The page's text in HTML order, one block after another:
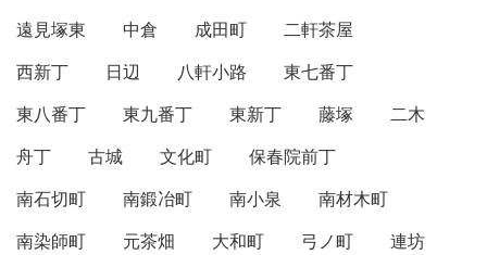
遠見塚東
中倉 成田町
二軒茶屋
西新丁
日辺 八軒小路
東七番丁
東八番丁
東九番丁 東新丁 藤塚
二木
舟丁
古城 文化町
保春院前丁
南石切町
南鍛冶町 南小泉
南材木町
南染師町
元茶畑 大和町 弓ノ町
連坊